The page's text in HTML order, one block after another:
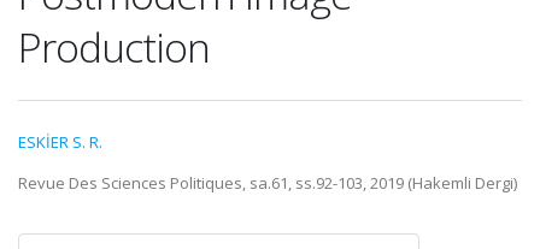
Production
ESKİER S. R.
Revue Des Sciences Politiques, sa.61, ss.92-103, 2019 (Hakemli Dergi)